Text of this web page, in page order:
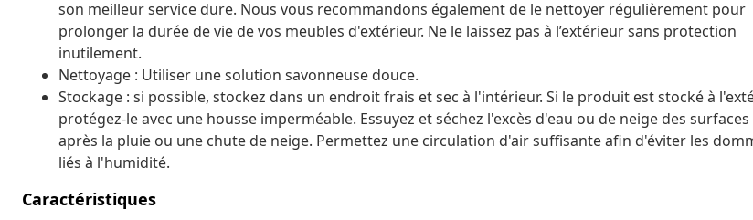
son meilleur service dure. Nous vous recommandons également de le nettoyer régulièrement pour
prolonger la durée de vie de vos meubles d'extérieur. Ne le laissez pas à l’extérieur sans protection
inutilement.
Nettoyage : Utiliser une solution savonneuse douce.
Stockage : si possible, stockez dans un endroit frais et sec à l'intérieur. Si le produit est stocké à
protégez-le avec une housse imperméable. Essuyez et séchez l'excès d'eau ou de neige des
après la pluie ou une chute de neige. Permettez une circulation d'air suffisante afin d'éviter les
liés à l'humidité.
Caractéristiques